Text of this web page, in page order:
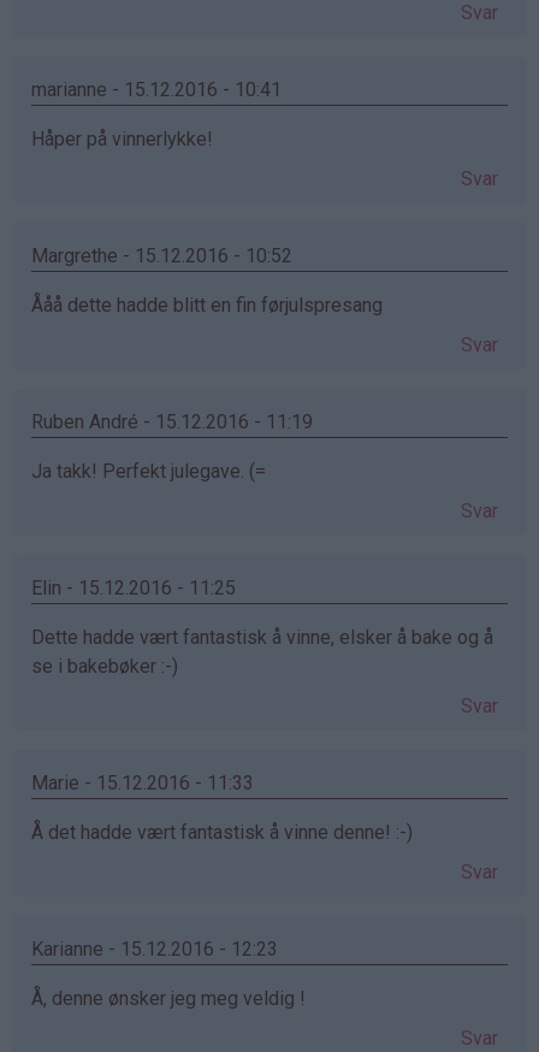
Svar
marianne - 15.12.2016 - 10:41
Håper på vinnerlykke!
Svar
Margrethe - 15.12.2016 - 10:52
Ååå dette hadde blitt en fin førjulspresang
Svar
Ruben André - 15.12.2016 - 11:19
Ja takk! Perfekt julegave. (=
Svar
Elin - 15.12.2016 - 11:25
Dette hadde vært fantastisk å vinne, elsker å bake og å
se i bakebøker :-)
Svar
Marie - 15.12.2016 - 11:33
Å det hadde vært fantastisk å vinne denne! :-)
Svar
Karianne - 15.12.2016 - 12:23
Å, denne ønsker jeg meg veldig !
Svar